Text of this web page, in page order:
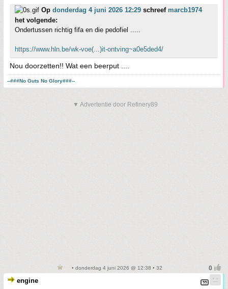
Op donderdag 4 juni 2026 12:29 schreef marcb1974
het volgende:
Ondertussen richtig fifa en die pedofiel .....
https://www.hln.be/wk-voe(...)it-ontving~a0e5ded4/
Nou doorzetten!! Wat een beerput ....
--###No Guts No Glory###--
▼ Advertentie door Refinery89
• donderdag 4 juni 2026 @ 12:38 • 32
engine